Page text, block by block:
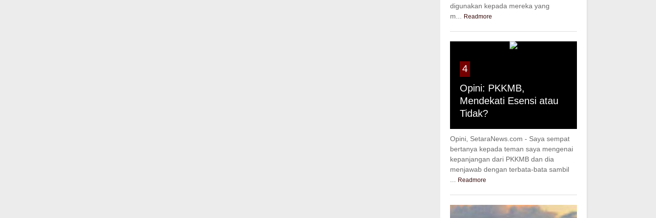
digunakan kepada mereka yang
m...
Readmore
4
Opini: PKKMB,
Mendekati Esensi atau
Tidak?
Opini, SetaraNews.com - Saya sempat
bertanya kepada teman saya mengenai
kepanjangan dari PKKMB dan dia
menjawab dengan terbata-bata sambil
Readmore